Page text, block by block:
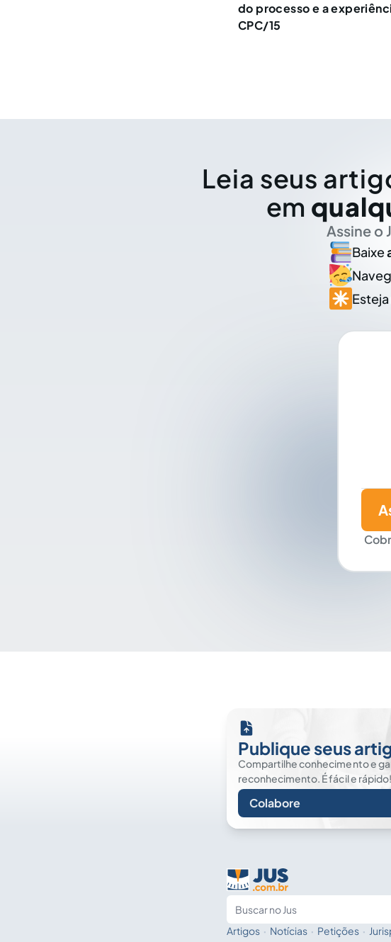
do processo e a
CPC/15
Leia seus
em
Assine o
Baixe
Esteja
Publique seus
Compartilhe conhecimento e
reconhecimento. É fácil e rápido!
Colabore
Artigos · Notícias · Petições ·